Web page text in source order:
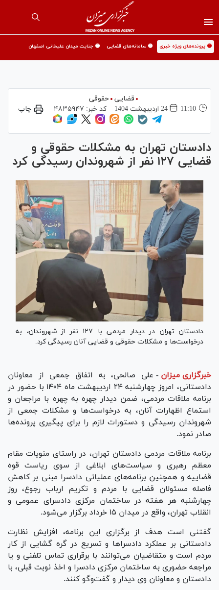
🟡 پرونده‌های ویژه خبری 🟡 سامانه‌های قضایی 🟡 جنایت میدان علیخانی اصفهان
قضایی حقوقی
11:10
24 ارديبهشت 1404 کد خبر: ۴۸۳۵۹۴۷ چاپ
دادستان تهران به مشکلات حقوقی و
قضایی ۱۲۷ نفر از شهروندان رسیدگی کرد
دادستان تهران در دیدار مردمی با ۱۲۷ نفر از شهروندان، به
درخواست‌ها و مشکلات حقوقی و قضایی آنان رسیدگی کرد.
خبرگزاری میزان - علی صالحی، به اتفاق جمعی از معاونان
دادستانی، امروز چهارشنبه ۲۴ اردیبهشت ماه ۱۴۰۴ با حضور در
برنامه ملاقات مردمی، ضمن دیدار چهره به چهره با مراجعان و
استماع اظهارات آنان، به درخواست‌ها و مشکلات جمعی از
شهروندان رسیدگی و دستورات لازم را برای پیگیری پرونده‌ها
صادر نمود.
برنامه ملاقات مردمی دادستان تهران، در راستای منویات مقام
معظم رهبری و سیاست‌های ابلاغی از سوی ریاست قوه
قضاییه و همچنین برنامه‌های عملیاتی دادسرا مبنی بر کاهش
فاصله مسئولان قضایی با مردم و تکریم ارباب رجوع، روز
چهارشنبه هر هفته در ساختمان مرکزی دادسرای عمومی و
انقلاب تهران، واقع در میدان ۱۵ خرداد برگزار می‌شود.
گفتنی است هدف از برگزاری این برنامه، افزایش نظارت
دادستانی بر عملکرد دادسرا‌ها و تسریع در گره گشایی از کار
مردم است و متقاضیان می‌توانند با برقراری تماس تلفنی و یا
مراجعه حضوری به ساختمان مرکزی دادسرا و اخذ نوبت قبلی، با
دادستان و معاونان وی دیدار و گفت‌و‌گو کنند.